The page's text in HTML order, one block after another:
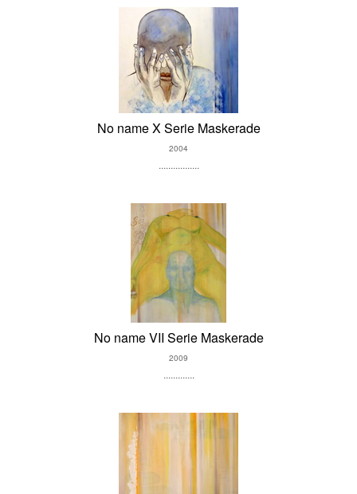
No name X Serie Maskerade
2004
.................
No name VII Serie Maskerade
2009
.............